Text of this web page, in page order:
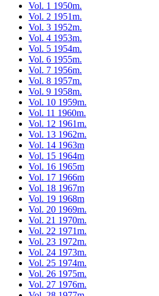
Vol. 1 1950m.
Vol. 2 1951m.
Vol. 3 1952m.
Vol. 4 1953m.
Vol. 5 1954m.
Vol. 6 1955m.
Vol. 7 1956m.
Vol. 8 1957m.
Vol. 9 1958m.
Vol. 10 1959m.
Vol. 11 1960m.
Vol. 12 1961m.
Vol. 13 1962m.
Vol. 14 1963m
Vol. 15 1964m
Vol. 16 1965m
Vol. 17 1966m
Vol. 18 1967m
Vol. 19 1968m
Vol. 20 1969m.
Vol. 21 1970m.
Vol. 22 1971m.
Vol. 23 1972m.
Vol. 24 1973m.
Vol. 25 1974m.
Vol. 26 1975m.
Vol. 27 1976m.